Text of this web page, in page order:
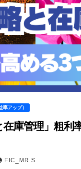
アップ）
在庫管理」粗利
EIC_MR.S